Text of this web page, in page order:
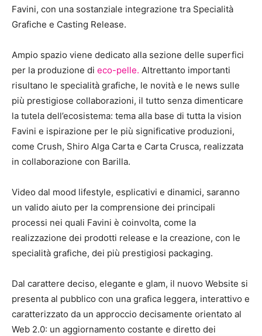
Favini, con una sostanziale integrazione tra Specialità
Grafiche e Casting Release.
Ampio spazio viene dedicato alla sezione delle superfici
per la produzione di eco-pelle. Altrettanto importanti
risultano le specialità grafiche, le novità e le news sulle
più prestigiose collaborazioni, il tutto senza dimenticare
la tutela dell’ecosistema: tema alla base di tutta la vision
Favini e ispirazione per le più significative produzioni,
come Crush, Shiro Alga Carta e Carta Crusca, realizzata
in collaborazione con Barilla.
Video dal mood lifestyle, esplicativi e dinamici, saranno
un valido aiuto per la comprensione dei principali
processi nei quali Favini è coinvolta, come la
realizzazione dei prodotti release e la creazione, con le
specialità grafiche, dei più prestigiosi packaging.
Dal carattere deciso, elegante e glam, il nuovo Website si
presenta al pubblico con una grafica leggera, interattivo e
caratterizzato da un approccio decisamente orientato al
Web 2.0: un aggiornamento costante e diretto dei